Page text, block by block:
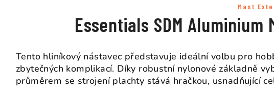
Mast
Essentials SDM
Tento hliníkový nástavec představuje ideální volbu pro
zbytečných komplikací. Díky robustní nylonové základně
průměrem se strojení plachty stává hračkou, usnadňující